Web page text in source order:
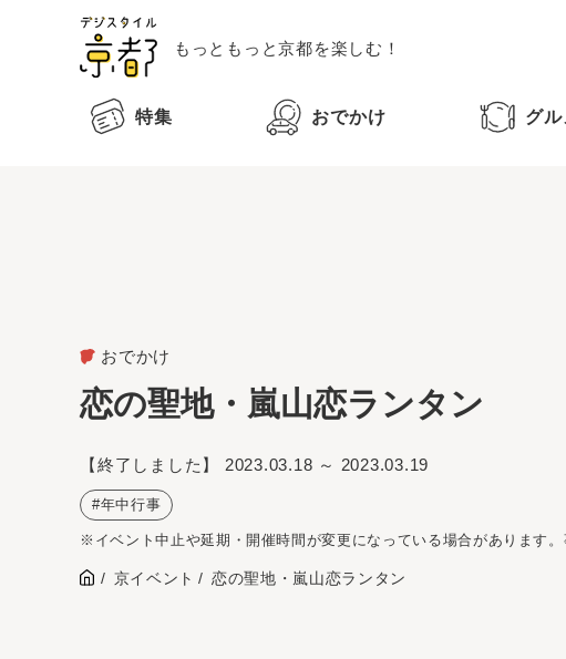
もっともっと京都を楽しむ！
特集 おでかけ グ
おでかけ
恋の聖地・嵐山恋ランタン
【終了しました】 2023.03.18 ～ 2023.03.19
年中行事
※イベント中止や延期・開催時間が変更になっている場合があります
京イベント 恋の聖地・嵐山恋ランタン